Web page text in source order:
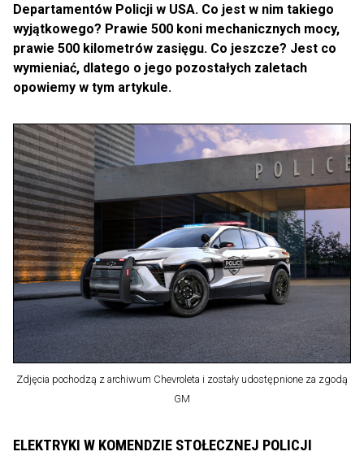
Departamentów Policji w USA. Co jest w nim takiego
wyjątkowego? Prawie 500 koni mechanicznych mocy,
prawie 500 kilometrów zasięgu. Co jeszcze? Jest co
wymieniać, dlatego o jego pozostałych zaletach
opowiemy w tym artykule.
Zdjęcia pochodzą z archiwum Chevroleta i zostały udostępnione za zgodą
GM
ELEKTRYKI W KOMENDZIE STOŁECZNEJ POLICJI